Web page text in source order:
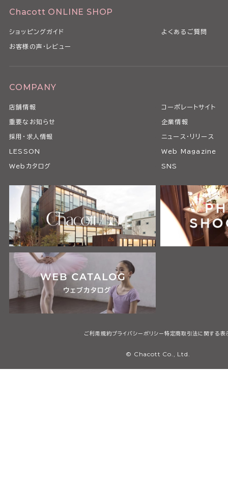
Chacott ONLINE SHOP
ショッピングガイド よくあるご質問
お客様の声・レビュー
COMPANY
店舗情報 コーポレートサイト
重要なお知らせ 企業情報
採用・求人情報 ニュース・リリース
LESSON Web Magazine
Webカタログ SNS
ご利用規約プライバシーポリシー特定商取引法に関する表
© Chacott Co., Ltd.